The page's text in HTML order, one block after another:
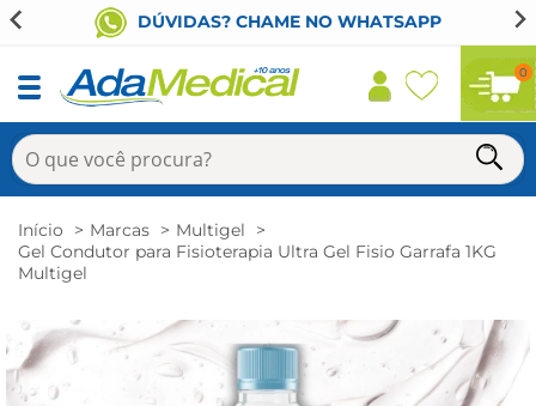
DÚVIDAS? CHAME NO WHATSAPP
0
Início Marcas
Multigel
Gel Condutor para Fisioterapia Ultra Gel Fisio Garrafa 1KG
Multigel